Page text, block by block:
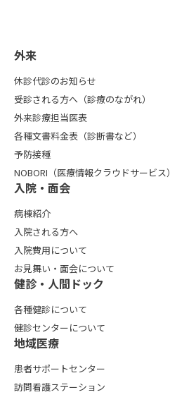
外来
休診代診のお知らせ
受診される方へ（診療のながれ）
外来診療担当医表
各種文書料金表（診断書など）
予防接種
NOBORI（医療情報クラウドサービス）
入院・面会
病棟紹介
入院される方へ
入院費用について
お見舞い・面会について
健診・人間ドック
各種健診について
健診センターについて
地域医療
患者サポートセンター
訪問看護ステーション